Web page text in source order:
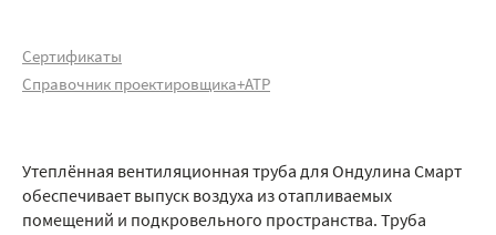
Сертификаты
Справочник проектировщика+АТР
Утеплённая вентиляционная труба для Ондулина Смарт
обеспечивает выпуск воздуха из отапливаемых
помещений и подкровельного пространства. Труба